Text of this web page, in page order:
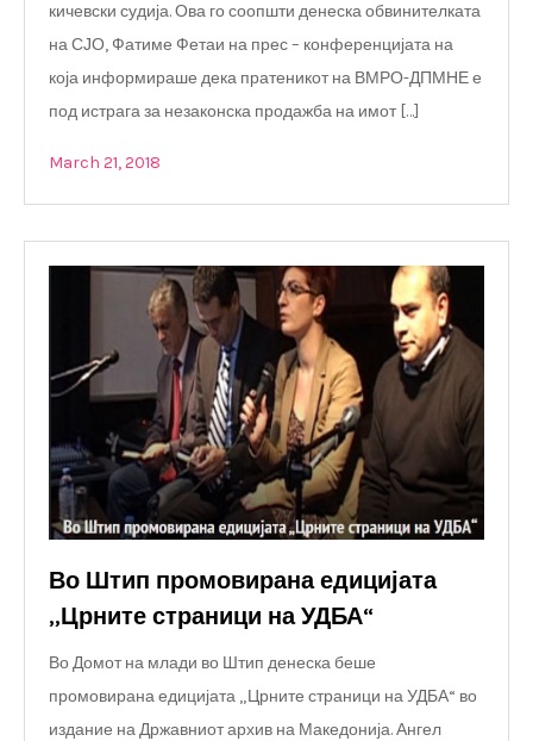
кичевски судија. Ова го соопшти денеска обвинителката
на СЈО, Фатиме Фетаи на прес – конференцијата на
која информираше дека пратеникот на ВМРО-ДПМНЕ е
под истрага за незаконска продажба на имот […]
March 21, 2018
Во Штип промовирана едицијата
„Црните страници на УДБА“
Во Домот на млади во Штип денеска беше
промовирана едицијата „Црните страници на УДБА“ во
издание на Државниот архив на Македонија. Ангел